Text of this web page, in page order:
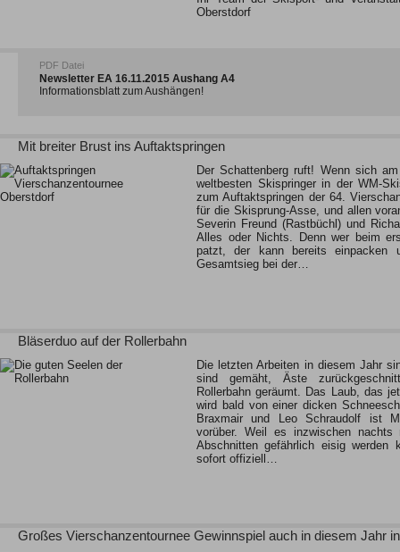
Oberstdorf
PDF Datei
Newsletter EA 16.11.2015 Aushang A4
Informationsblatt zum Aushängen!
Mit breiter Brust ins Auftaktspringen
Der Schattenberg ruft! Wenn sich
weltbesten Skispringer in der WM-
zum Auftaktspringen der 64.
für die Skisprung-Asse, und allen
Severin Freund (Rastbüchl) und
Alles oder Nichts. Denn wer beim
patzt, der kann bereits einpacken
Gesamtsieg bei der…
Bläserduo auf der Rollerbahn
Die letzten Arbeiten in diesem Jahr
sind gemäht, Äste
Rollerbahn geräumt. Das Laub, das
wird bald von einer dicken
Braxmair und Leo Schraudolf ist
vorüber. Weil es inzwischen
Abschnitten gefährlich eisig werden
sofort offiziell…
Großes Vierschanzentournee Gewinnspiel auch in diesem Jahr